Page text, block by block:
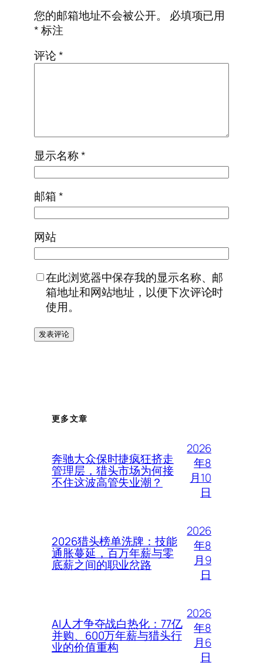
您的邮箱地址不会被公开。
必填项已用
*标注
评论*
显示名称*
邮箱*
网站
在此浏览器中保存我的显示名称、邮
箱地址和网站地址，以便下次评论时
使用。
更多文章
奔驰大众保时捷疯狂挤走
管理层，猎头市场为何接
不住这波高管失业潮？
2026
年8
月10
日
2026猎头榜单洗牌：技能
通胀蔓延，百万年薪与零
底薪之间的职业岔路
2026
年8
月9
日
AI人才争夺战白热化：77亿
并购、600万年薪与猎头行
业的价值重构
2026
年8
月6
日